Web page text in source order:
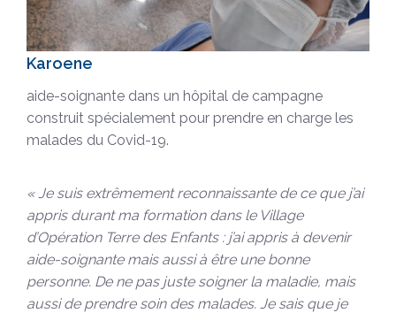
Karoene
aide-soignante dans un hôpital de campagne
construit spécialement pour prendre en charge les
malades du Covid-19.
« Je suis extrêmement reconnaissante de ce que j’ai
appris durant ma formation dans le Village
d’Opération Terre des Enfants : j’ai appris à devenir
aide-soignante mais aussi à être une bonne
personne. De ne pas juste soigner la maladie, mais
aussi de prendre soin des malades. Je sais que je